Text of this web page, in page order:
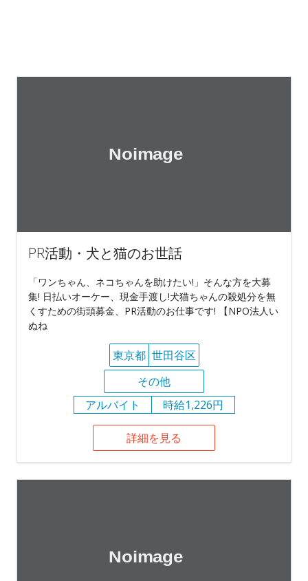
PR活動・犬と猫のお世話
「ワンちゃん、ネコちゃんを助けたい!」そんな方を大募
集! 日払いオーケー、現金手渡し!犬猫ちゃんの殺処分を無
くすための街頭募金、PR活動のお仕事です! 【NPO法人い
ぬね
東京都 世田谷区
その他
アルバイト
時給1,226円
詳細を見る